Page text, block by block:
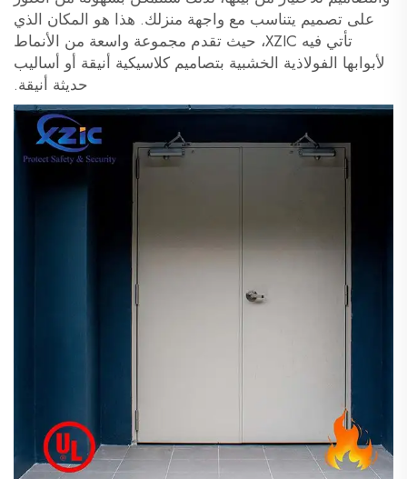
على تصميم يتناسب مع واجهة منزلك. هذا هو المكان الذي
تأتي فيه XZIC، حيث تقدم مجموعة واسعة من الأنماط
لأبوابها الفولاذية الخشبية بتصاميم كلاسيكية أنيقة أو أساليب
حديثة أنيقة.